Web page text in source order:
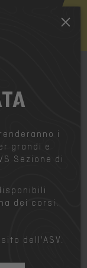
IT
i
grandi e
Sezione di
dei corsi.
dell'ASV.